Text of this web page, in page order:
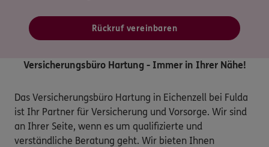
Rückruf vereinbaren
Versicherungsbüro Hartung - Immer in Ihrer Nähe!
Das Versicherungsbüro Hartung in Eichenzell bei Fulda
ist Ihr Partner für Versicherung und Vorsorge. Wir sind
an Ihrer Seite, wenn es um qualifizierte und
verständliche Beratung geht. Wir bieten Ihnen